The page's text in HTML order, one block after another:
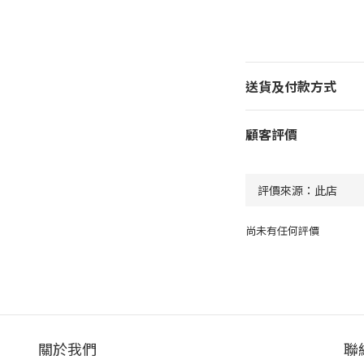
送貨及付款方式
顧客評價
尚未有任何評價
關於我們 聯